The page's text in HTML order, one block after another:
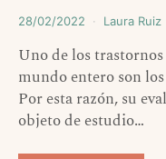
28/02/2022 Laura Ruiz
Uno de los
mundo entero son
Por esta razón, su
objeto de estudio…